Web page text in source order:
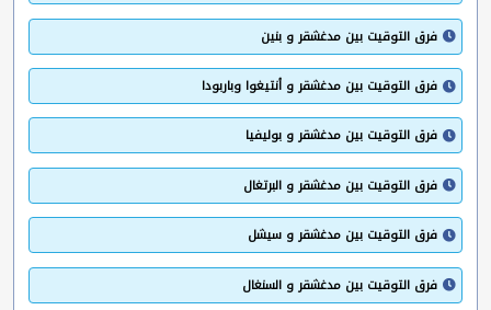
فرق التوقيت بين مدغشقر و بنين
فرق التوقيت بين مدغشقر و أنتيغوا وباربودا
فرق التوقيت بين مدغشقر و بوليفيا
فرق التوقيت بين مدغشقر و البرتغال
فرق التوقيت بين مدغشقر و سيشل
فرق التوقيت بين مدغشقر و السنغال